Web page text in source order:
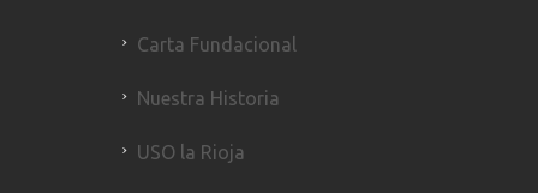
Carta Fundacional
Nuestra Historia
USO la Rioja